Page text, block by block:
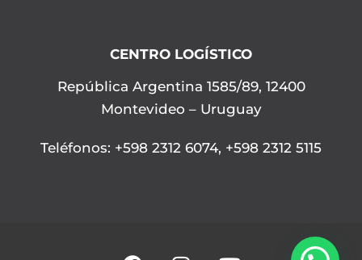
CENTRO LOGÍSTICO
República Argentina 1585/89, 12400
Montevideo – Uruguay
Teléfonos: +598 2312 6074, +598 2312 5115